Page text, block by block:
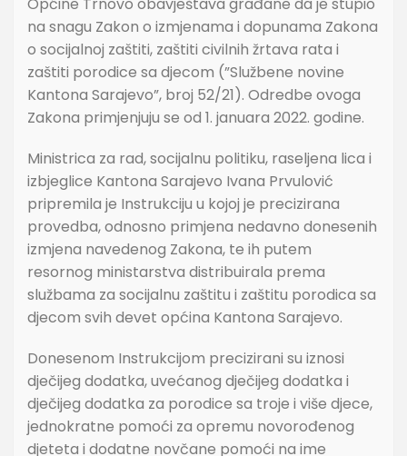
Općine Trnovo obavještava građane da je stupio
na snagu Zakon o izmjenama i dopunama Zakona
o socijalnoj zaštiti, zaštiti civilnih žrtava rata i
zaštiti porodice sa djecom (”Službene novine
Kantona Sarajevo”, broj 52/21). Odredbe ovoga
Zakona primjenjuju se od 1. januara 2022. godine.
Ministrica za rad, socijalnu politiku, raseljena lica i
izbjeglice Kantona Sarajevo Ivana Prvulović
pripremila je Instrukciju u kojoj je precizirana
provedba, odnosno primjena nedavno donesenih
izmjena navedenog Zakona, te ih putem
resornog ministarstva distribuirala prema
službama za socijalnu zaštitu i zaštitu porodica sa
djecom svih devet općina Kantona Sarajevo.
Donesenom Instrukcijom precizirani su iznosi
dječijeg dodatka, uvećanog dječijeg dodatka i
dječijeg dodatka za porodice sa troje i više djece,
jednokratne pomoći za opremu novorođenog
djeteta i dodatne novčane pomoći na ime